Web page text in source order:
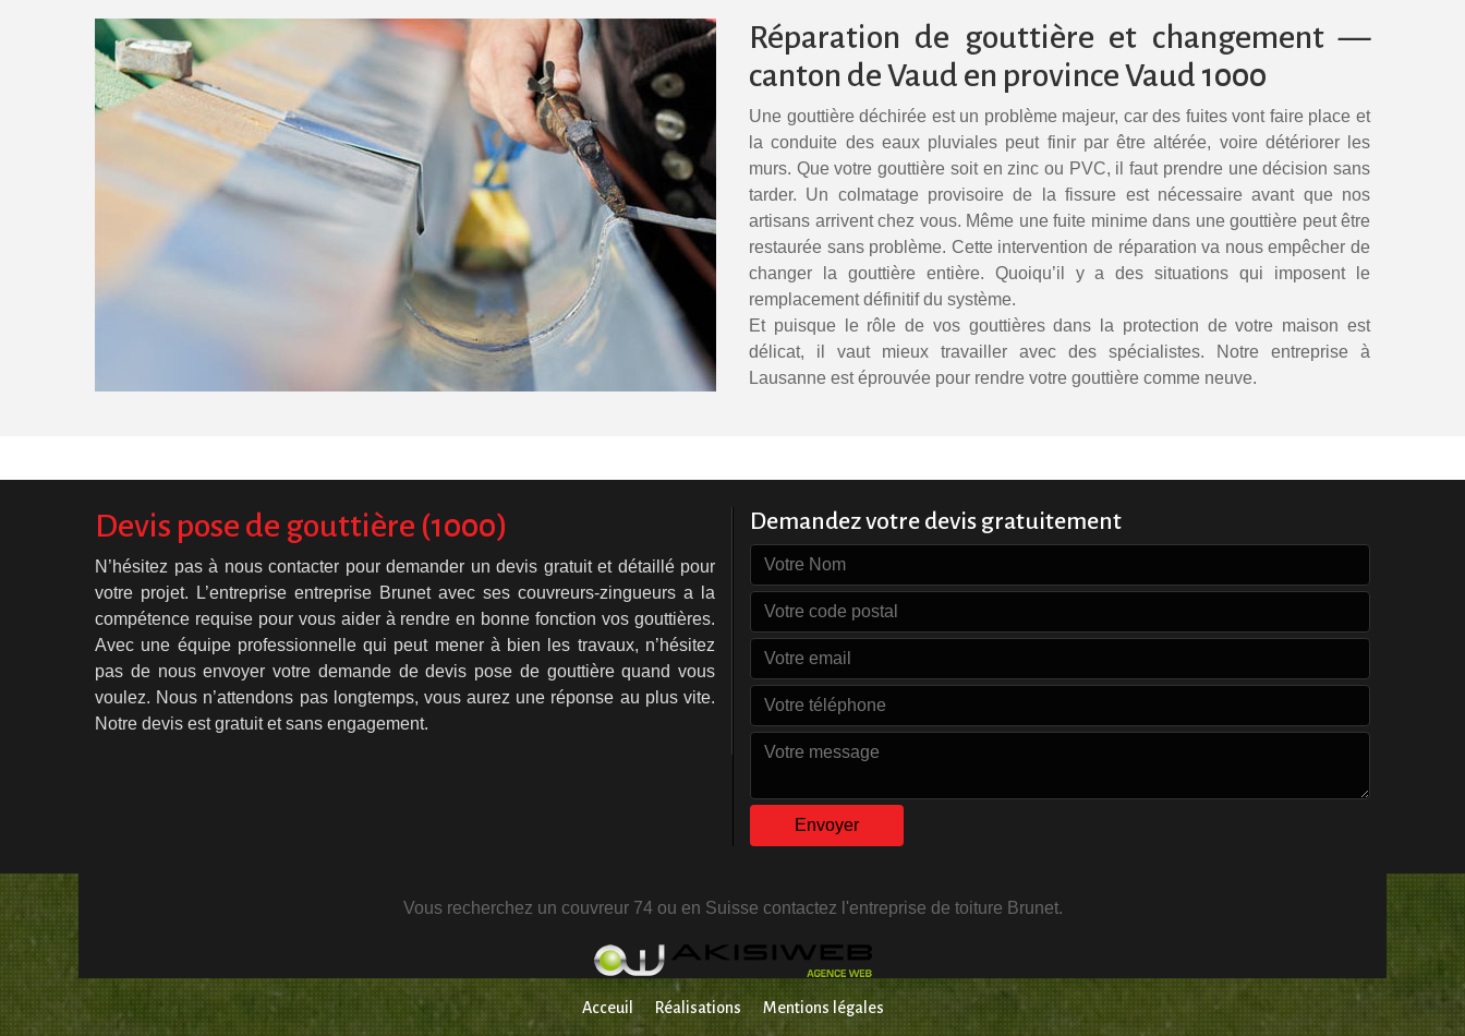
Réparation de gouttière et changement —
canton de Vaud en province Vaud 1000
Une gouttière déchirée est un problème majeur, car des fuites vont faire place et
la conduite des eaux pluviales peut finir par être altérée, voire détériorer les
murs. Que votre gouttière soit en zinc ou PVC, il faut prendre une décision sans
tarder. Un colmatage provisoire de la fissure est nécessaire avant que nos
artisans arrivent chez vous. Même une fuite minime dans une gouttière peut être
restaurée sans problème. Cette intervention de réparation va nous empêcher de
changer la gouttière entière. Quoiqu’il y a des situations qui imposent le
remplacement définitif du système.
Et puisque le rôle de vos gouttières dans la protection de votre maison est
délicat, il vaut mieux travailler avec des spécialistes. Notre entreprise à
Lausanne est éprouvée pour rendre votre gouttière comme neuve.
Devis pose de gouttière (1000)
N’hésitez pas à nous contacter pour demander un devis gratuit et détaillé pour
votre projet. L’entreprise entreprise Brunet avec ses couvreurs-zingueurs a la
compétence requise pour vous aider à rendre en bonne fonction vos gouttières.
Avec une équipe professionnelle qui peut mener à bien les travaux, n’hésitez
pas de nous envoyer votre demande de devis pose de gouttière quand vous
voulez. Nous n’attendons pas longtemps, vous aurez une réponse au plus vite.
Notre devis est gratuit et sans engagement.
Demandez votre devis gratuitement
Vous recherchez un couvreur 74ou en Suisse contactez l'entreprise de toiture Brunet.
Acceuil Réalisations Mentions légales